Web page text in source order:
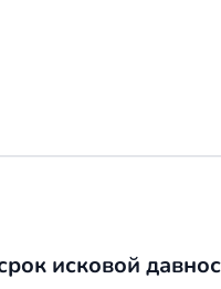
исковой